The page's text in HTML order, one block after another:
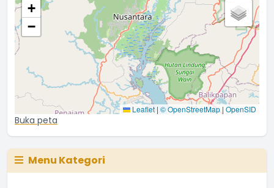
+
−
Leaflet | © OpenStreetMap| OpenSID
Buka peta
Menu Kategori